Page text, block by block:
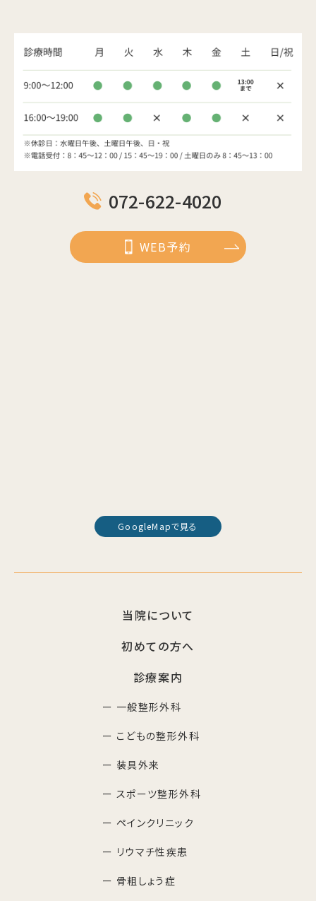
072-622-4020
WEB予約
GoogleMapで見る
当院について
初めての方へ
診療案内
ー 一般整形外科
ー こどもの整形外科
ー 装具外来
ー スポーツ整形外科
ー ペインクリニック
ー リウマチ性疾患
ー 骨粗しょう症